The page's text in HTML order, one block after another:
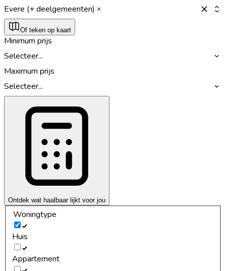
Evere (+ deelgemeenten)
Of teken op kaart
Minimum prijs
Selecteer...
Maximum prijs
Selecteer...
Ontdek wat haalbaar lijkt voor jou
Woningtype
Huis
Appartement